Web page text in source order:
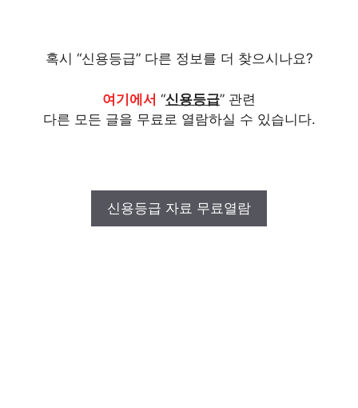
혹시 “신용등급” 다른 정보를 더 찾으시나요?
여기에서 “신용등급” 관련
다른 모든 글을 무료로 열람하실 수 있습니다.
신용등급 자료 무료열람